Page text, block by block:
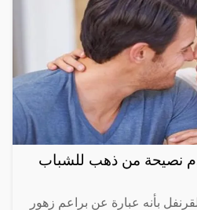
نصيحة من ذهب للشباب
بأنه عبارة عن براعم زهور